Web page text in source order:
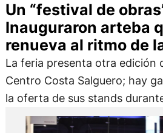
Un “festival de
Inauguraron arteba
renueva al ritmo de
La feria presenta otra edición
Centro Costa Salguero; hay
la oferta de sus stands